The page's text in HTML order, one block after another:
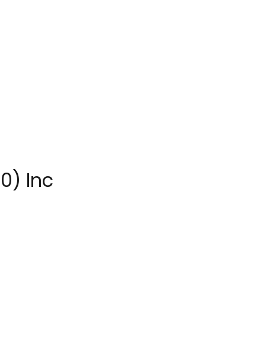
Inc